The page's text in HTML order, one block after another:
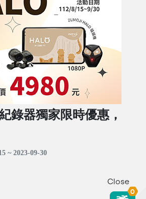
錄器獨家限時優惠，
~ 2023-09-30
Close
0